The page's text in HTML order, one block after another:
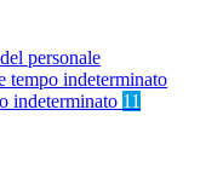
personale
tempo indeterminato
indeterminato 11